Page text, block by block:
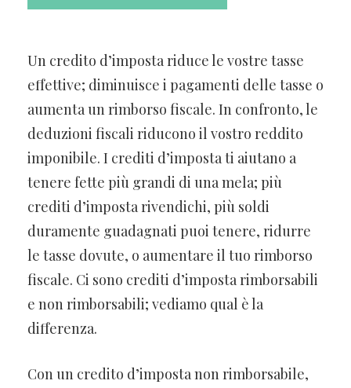
Un credito d’imposta riduce le vostre tasse
effettive; diminuisce i pagamenti delle tasse o
aumenta un rimborso fiscale. In confronto, le
deduzioni fiscali riducono il vostro reddito
imponibile. I crediti d’imposta ti aiutano a
tenere fette più grandi di una mela; più
crediti d’imposta rivendichi, più soldi
duramente guadagnati puoi tenere, ridurre
le tasse dovute, o aumentare il tuo rimborso
fiscale. Ci sono crediti d’imposta rimborsabili
e non rimborsabili; vediamo qual è la
differenza.
Con un credito d’imposta non rimborsabile,